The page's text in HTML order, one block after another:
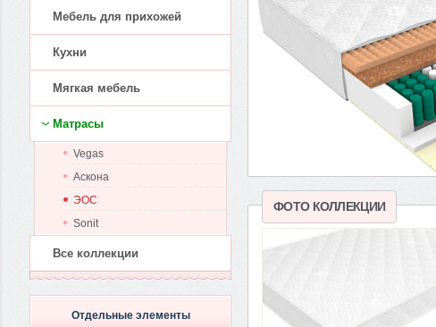
ФОТО КОЛЛЕКЦИИ
Мебель для прихожей
Кухни
Мягкая мебель
Матрасы
Vegas
Аскона
ЭОС
Sonit
Все коллекции
Отдельные элементы